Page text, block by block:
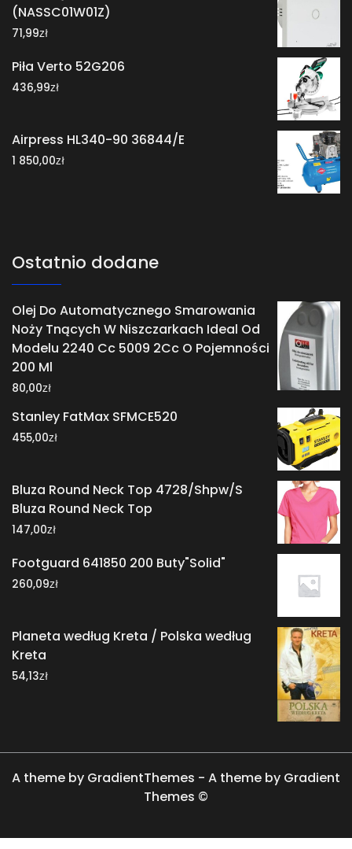
(NASSC01W01Z)
71,99zł
Piła Verto 52G206
436,99zł
Airpress HL340-90 36844/E
1 850,00zł
Ostatnio dodane
Olej Do Automatycznego Smarowania
Noży Tnących W Niszczarkach Ideal Od
Modelu 2240 Cc 5009 2Cc O Pojemności
200 Ml
80,00zł
Stanley FatMax SFMCE520
455,00zł
Bluza Round Neck Top 4728/Shpw/S
Bluza Round Neck Top
147,00zł
Footguard 641850 200 Buty"Solid"
260,09zł
Planeta według Kreta / Polska według
Kreta
54,13zł
A theme by GradientThemes - A theme by Gradient
Themes ©